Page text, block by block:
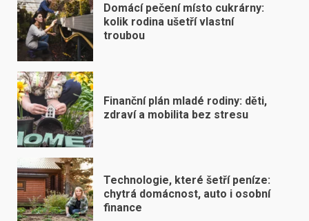
Domácí pečení místo cukrárny:
kolik rodina ušetří vlastní
troubou
Finanční plán mladé rodiny: děti,
zdraví a mobilita bez stresu
Technologie, které šetří peníze:
chytrá domácnost, auto i osobní
finance